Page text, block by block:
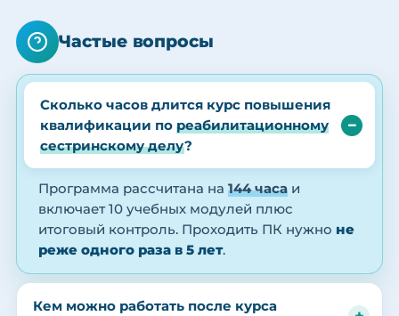
Частые вопросы
Сколько часов длится курс повышения
квалификации по реабилитационному
сестринскому делу?
Программа рассчитана на 144 часа и
включает 10 учебных модулей плюс
итоговый контроль. Проходить ПК нужно не
реже одного раза в 5 лет.
Кем можно работать после курса